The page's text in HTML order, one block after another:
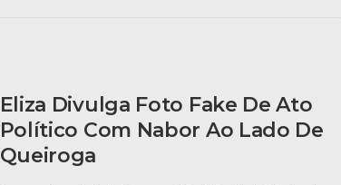
Eliza Divulga Foto Fake De Ato
Político Com Nabor Ao Lado De
Queiroga